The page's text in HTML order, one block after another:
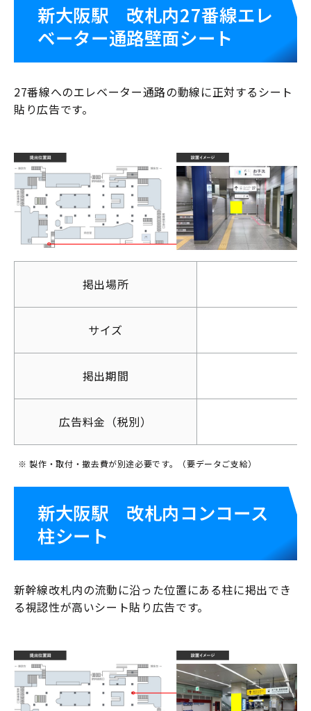
新大阪駅 改札内27番線エレ
ベーター通路壁面シート
27番線へのエレベーター通路の動線に正対するシート
貼り広告です。
掲出場所
サイズ
掲出期間
広告料金（税別）
※ 製作・取付・撤去費が別途必要です。（要データご支給）
新大阪駅 改札内コンコース
柱シート
新幹線改札内の流動に沿った位置にある柱に掲出でき
る視認性が高いシート貼り広告です。